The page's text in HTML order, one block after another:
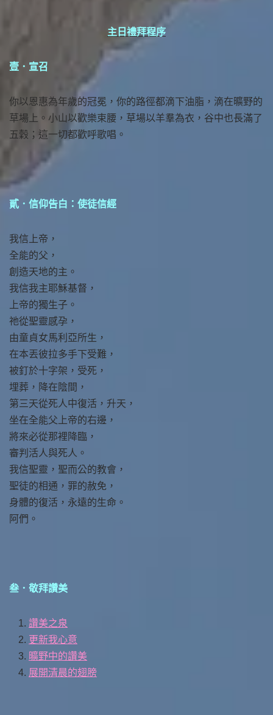
主日禮拜程序
壹．宣召
你以恩惠為年歲的冠冕，你的路徑都滴下油脂，滴在曠野的
草場上。小山以歡樂束腰，草場以羊羣為衣，谷中也長滿了
五穀；這一切都歡呼歌唱。
貳．信仰告白：使徒信經
我信上帝，
全能的父，
創造天地的主。
我信我主耶穌基督，
上帝的獨生子。
祂從聖靈感孕，
由童貞女馬利亞所生，
在本丟彼拉多手下受難，
被釘於十字架，受死，
埋葬，降在陰間，
第三天從死人中復活，升天，
坐在全能父上帝的右邊，
將來必從那裡降臨，
審判活人與死人。
我信聖靈，聖而公的教會，
聖徒的相通，罪的赦免，
身體的復活，永遠的生命。
阿們。
叁．敬拜讚美
讚美之泉
更新我心意
曠野中的讚美
展開清晨的翅膀